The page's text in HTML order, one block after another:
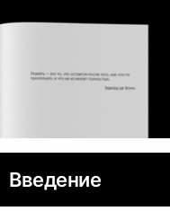
Введение